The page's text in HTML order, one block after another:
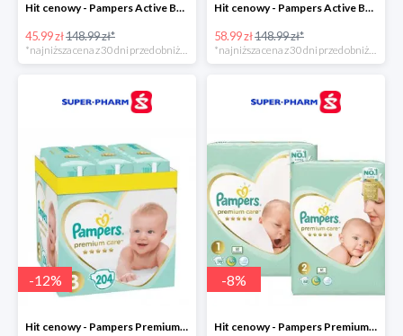
Hit cenowy - Pampers Active Baby 6
45.99 zł148.99 zł*
*najniższa cena z 30 dni przed obniżką
Hit cenowy - Pampers Active Baby 7
58.99 zł148.99 zł*
*najniższa cena z 30 dni przed obniżką
-12%
Hit cenowy - Pampers Premium Care 3
-8%
Hit cenowy - Pampers Premium Care 1+2